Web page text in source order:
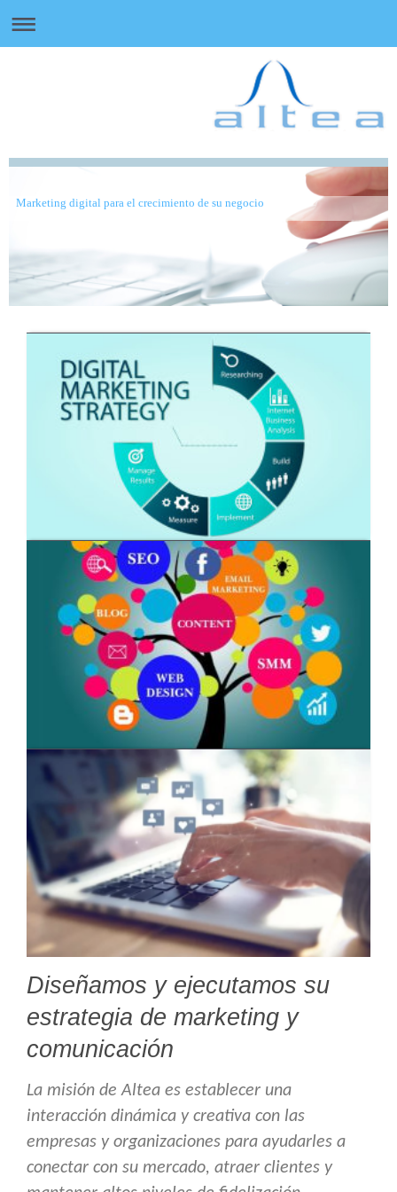
Marketing digital para el crecimiento de su negocio
Diseñamos y ejecutamos su
estrategia de marketing y
comunicación
La misión de Altea es establecer una
interacción dinámica y creativa con las
empresas y organizaciones para ayudarles a
conectar con su mercado, atraer clientes y